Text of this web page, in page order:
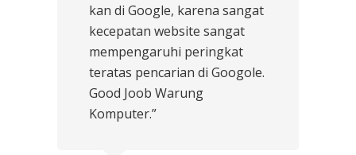
kan di Google, karena sangat
kecepatan website sangat
mempengaruhi peringkat
teratas pencarian di Googole.
Good Joob Warung
Komputer.”